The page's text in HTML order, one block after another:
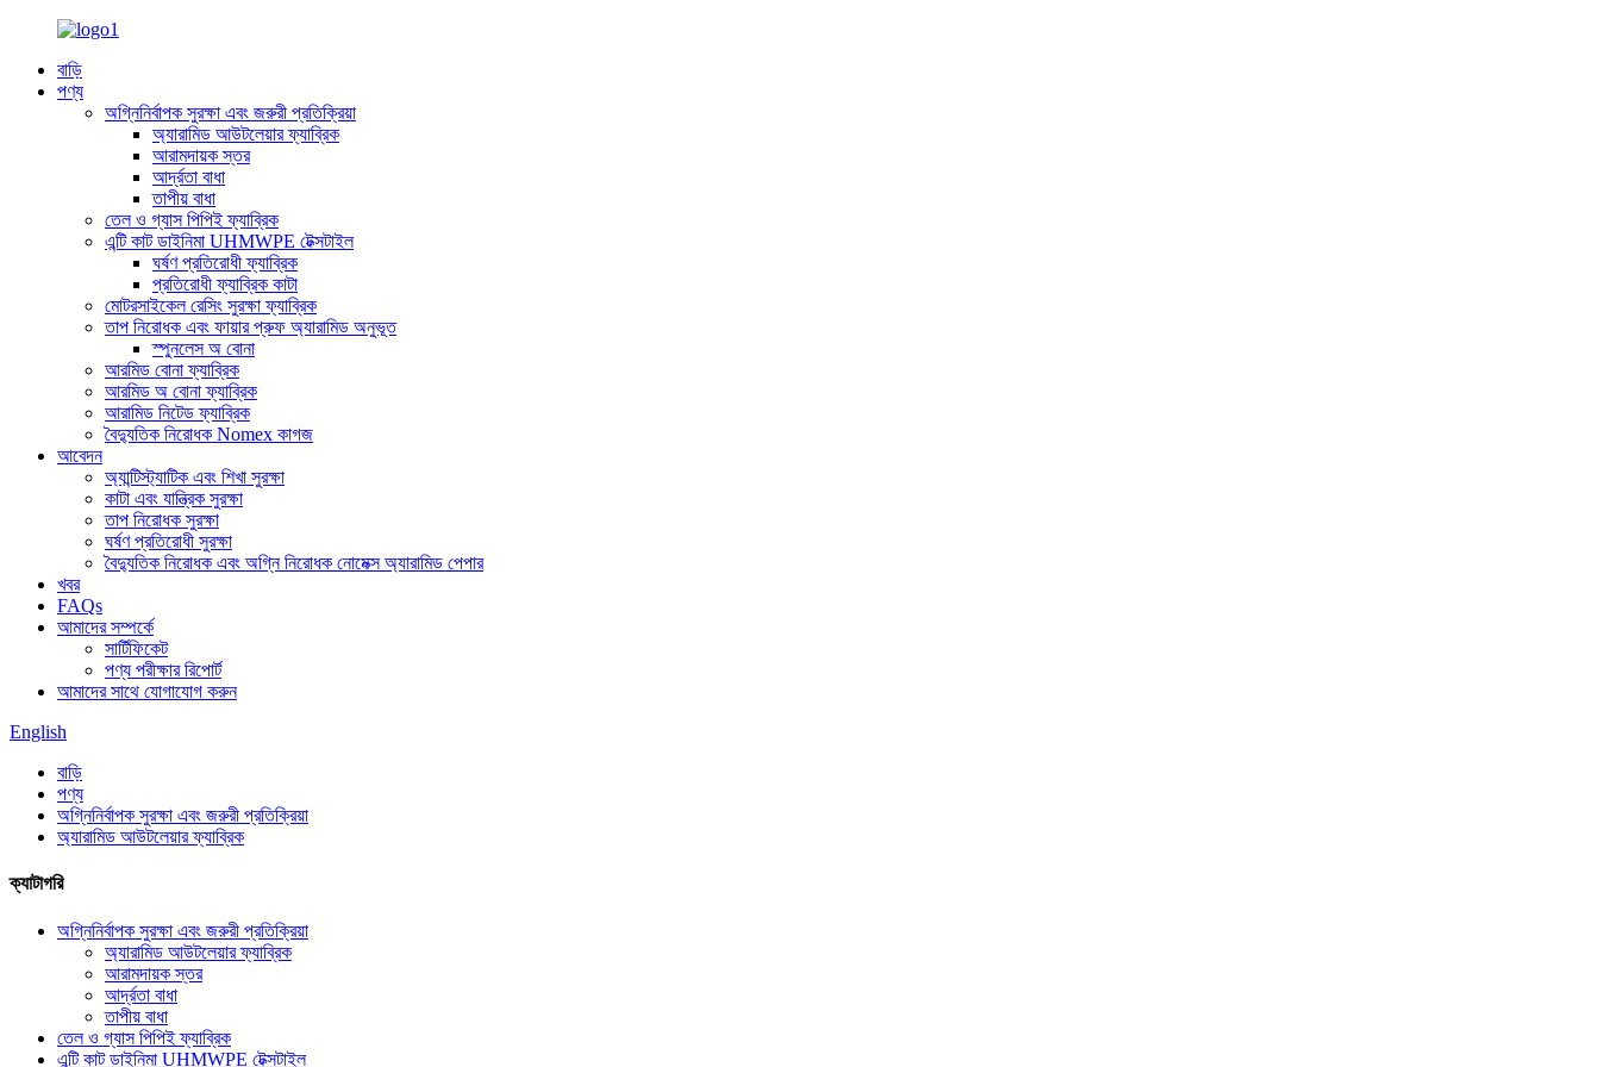
বাড়ি
পণ্য
অগ্নিনির্বাপক সুরক্ষা এবং জরুরী প্রতিক্রিয়া
অ্যারামিড আউটলেয়ার ফ্যাব্রিক
আরামদায়ক স্তর
আর্দ্রতা বাধা
তাপীয় বাধা
তেল ও গ্যাস পিপিই ফ্যাব্রিক
এন্টি কাট ডাইনিমা UHMWPE টেক্সটাইল
ঘর্ষণ প্রতিরোধী ফ্যাব্রিক
প্রতিরোধী ফ্যাব্রিক কাটা
মোটরসাইকেল রেসিং সুরক্ষা ফ্যাব্রিক
তাপ নিরোধক এবং ফায়ার প্রুফ অ্যারামিড অনুভূত
স্পুনলেস অ বোনা
আরমিড বোনা ফ্যাব্রিক
আরমিড অ বোনা ফ্যাব্রিক
আরামিড নিটেড ফ্যাব্রিক
বৈদ্যুতিক নিরোধক Nomex কাগজ
আবেদন
অ্যান্টিস্ট্যাটিক এবং শিখা সুরক্ষা
কাটা এবং যান্ত্রিক সুরক্ষা
তাপ নিরোধক সুরক্ষা
ঘর্ষণ প্রতিরোধী সুরক্ষা
বৈদ্যুতিক নিরোধক এবং অগ্নি নিরোধক নোমেক্স অ্যারামিড পেপার
খবর
FAQs
আমাদের সম্পর্কে
সার্টিফিকেট
পণ্য পরীক্ষার রিপোর্ট
আমাদের সাথে যোগাযোগ করুন
English
বাড়ি
পণ্য
অগ্নিনির্বাপক সুরক্ষা এবং জরুরী প্রতিক্রিয়া
অ্যারামিড আউটলেয়ার ফ্যাব্রিক
ক্যাটাগরি
অগ্নিনির্বাপক সুরক্ষা এবং জরুরী প্রতিক্রিয়া
অ্যারামিড আউটলেয়ার ফ্যাব্রিক
আরামদায়ক স্তর
আর্দ্রতা বাধা
তাপীয় বাধা
তেল ও গ্যাস পিপিই ফ্যাব্রিক
এন্টি কাট ডাইনিমা UHMWPE টেক্সটাইল